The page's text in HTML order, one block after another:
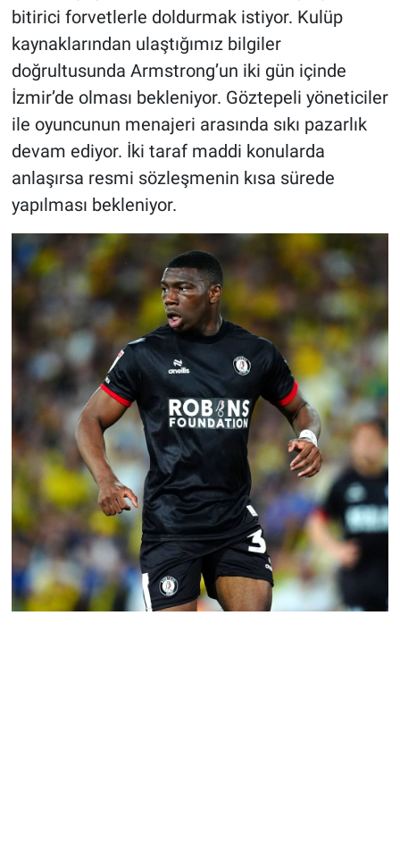
bitirici forvetlerle doldurmak istiyor. Kulüp
kaynaklarından ulaştığımız bilgiler
doğrultusunda Armstrong’un iki gün içinde
İzmir’de olması bekleniyor. Göztepeli yöneticiler
ile oyuncunun menajeri arasında sıkı pazarlık
devam ediyor. İki taraf maddi konularda
anlaşırsa resmi sözleşmenin kısa sürede
yapılması bekleniyor.